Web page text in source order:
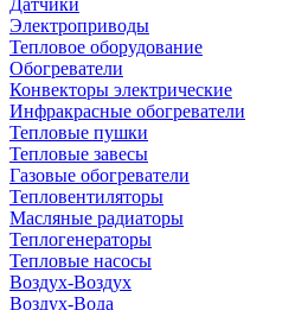
Датчики
Электроприводы
Тепловое оборудование
Обогреватели
Конвекторы электрические
Инфракрасные обогреватели
Тепловые пушки
Тепловые завесы
Газовые обогреватели
Тепловентиляторы
Масляные радиаторы
Теплогенераторы
Тепловые насосы
Воздух-Воздух
Воздух-Вода